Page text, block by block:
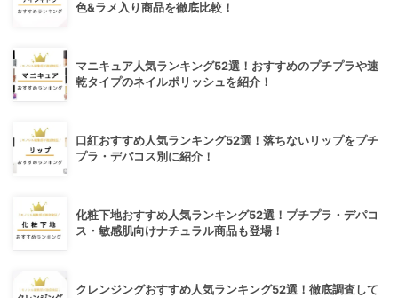
色&ラメ入り商品を徹底比較！
マニキュア人気ランキング52選！おすすめのプチプラや速
乾タイプのネイルポリッシュを紹介！
口紅おすすめ人気ランキング52選！落ちないリップをプチ
プラ・デパコス別に紹介！
化粧下地おすすめ人気ランキング52選！プチプラ・デパコ
ス・敏感肌向けナチュラル商品も登場！
クレンジングおすすめ人気ランキング52選！徹底調査して